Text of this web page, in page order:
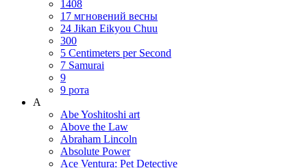
1408
17 мгновений весны
24 Jikan Eikyou Chuu
300
5 Centimeters per Second
7 Samurai
9
9 рота
A
Abe Yoshitoshi art
Above the Law
Abraham Lincoln
Absolute Power
Ace Ventura: Pet Detective